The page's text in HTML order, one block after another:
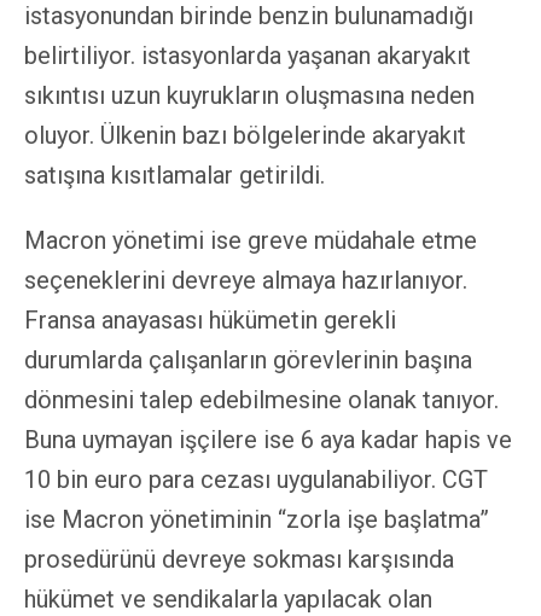
istasyonundan birinde benzin bulunamadığı
belirtiliyor. istasyonlarda yaşanan akaryakıt
sıkıntısı uzun kuyrukların oluşmasına neden
oluyor. Ülkenin bazı bölgelerinde akaryakıt
satışına kısıtlamalar getirildi.
Macron yönetimi ise greve müdahale etme
seçeneklerini devreye almaya hazırlanıyor.
Fransa anayasası hükümetin gerekli
durumlarda çalışanların görevlerinin başına
dönmesini talep edebilmesine olanak tanıyor.
Buna uymayan işçilere ise 6 aya kadar hapis ve
10 bin euro para cezası uygulanabiliyor. CGT
ise Macron yönetiminin “zorla işe başlatma”
prosedürünü devreye sokması karşısında
hükümet ve sendikalarla yapılacak olan